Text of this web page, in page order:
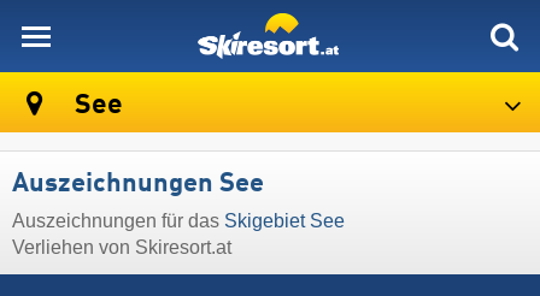
See
Auszeichnungen See
Auszeichnungen für das Skigebiet See
Verliehen von Skiresort.at